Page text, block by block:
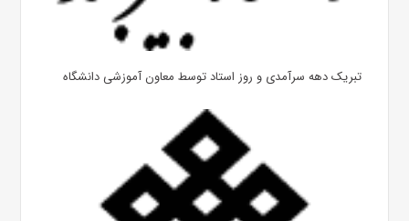
تبریک دهه سرآمدی و روز استاد توسط معاون آموزشی دانشگاه